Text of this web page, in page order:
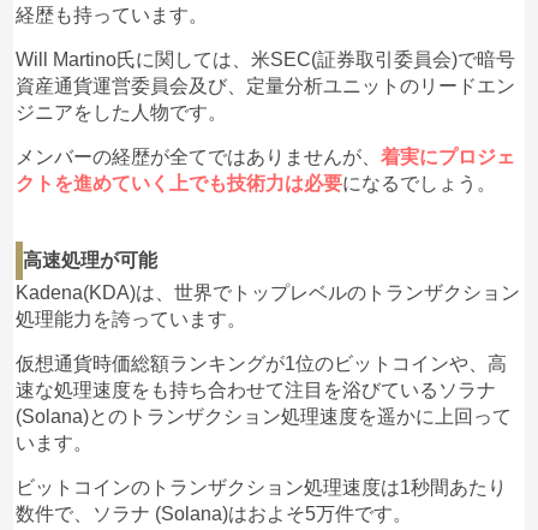
経歴も持っています。
Will Martino氏に関しては、米SEC(証券取引委員会)で暗号
資産通貨運営委員会及び、定量分析ユニットのリードエン
ジニアをした人物です。
メンバーの経歴が全てではありませんが、着実にプロジェ
クトを進めていく上でも技術力は必要になるでしょう。
高速処理が可能
Kadena(KDA)は、世界でトップレベルのトランザクション
処理能力を誇っています。
仮想通貨時価総額ランキングが1位のビットコインや、高
速な処理速度をも持ち合わせて注目を浴びているソラナ
(Solana)とのトランザクション処理速度を遥かに上回って
います。
ビットコインのトランザクション処理速度は1秒間あたり
数件で、ソラナ (Solana)はおよそ5万件です。